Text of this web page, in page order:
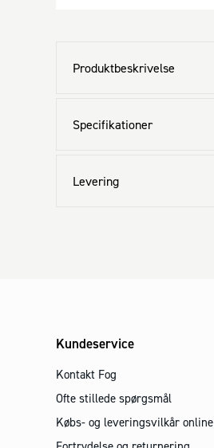
Produktbeskrivelse
Specifikationer
Levering
Kundeservice
Kontakt Fog
Ofte stillede spørgsmål
Købs- og leveringsvilkår online